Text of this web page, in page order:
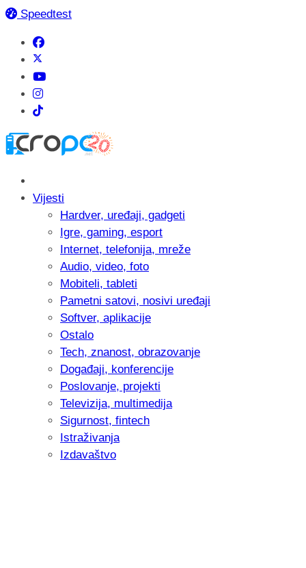
Speedtest
Vijesti
Hardver, uređaji, gadgeti
Igre, gaming, esport
Internet, telefonija, mreže
Audio, video, foto
Mobiteli, tableti
Pametni satovi, nosivi uređaji
Softver, aplikacije
Ostalo
Tech, znanost, obrazovanje
Događaji, konferencije
Poslovanje, projekti
Televizija, multimedija
Sigurnost, fintech
Istraživanja
Izdavaštvo